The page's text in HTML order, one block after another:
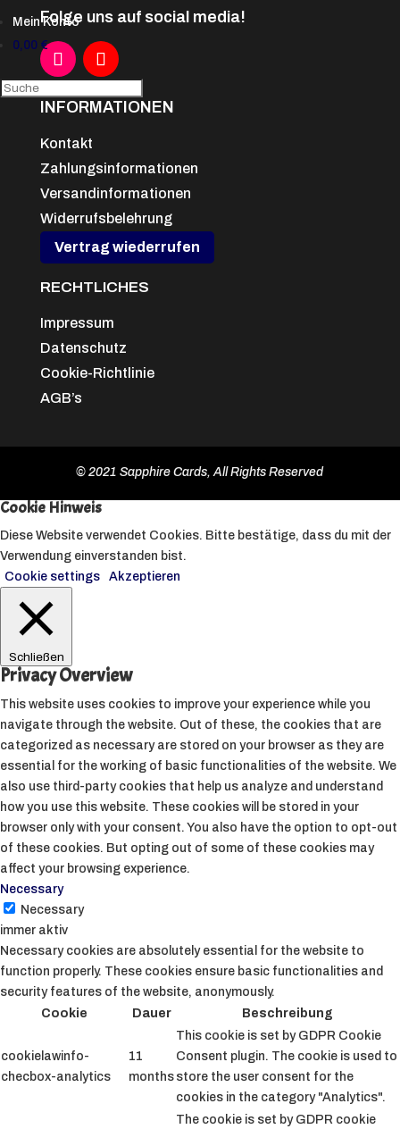
Mein Konto
0,00 €
Folge uns auf social media!
INFORMATIONEN
Kontakt
Zahlungsinformationen
Versandinformationen
Widerrufsbelehrung
Vertrag wiederrufen
RECHTLICHES
Impressum
Datenschutz
Cookie-Richtlinie
AGB’s
© 2021 Sapphire Cards, All Rights Reserved
Cookie Hinweis
Diese Website verwendet Cookies. Bitte bestätige, dass du mit der
Verwendung einverstanden bist.
Cookie settings
Akzeptieren
Schließen
Privacy Overview
This website uses cookies to improve your experience while you
navigate through the website. Out of these, the cookies that are
categorized as necessary are stored on your browser as they are
essential for the working of basic functionalities of the website. We
also use third-party cookies that help us analyze and understand
how you use this website. These cookies will be stored in your
browser only with your consent. You also have the option to opt-out
of these cookies. But opting out of some of these cookies may
affect your browsing experience.
Necessary
Necessary
immer aktiv
Necessary cookies are absolutely essential for the website to
function properly. These cookies ensure basic functionalities and
security features of the website, anonymously.
Cookie
Dauer Beschreibung
cookielawinfo-
checbox-analytics
11
months
This cookie is set by GDPR Cookie
Consent plugin. The cookie is used to
store the user consent for the
cookies in the category "Analytics".
The cookie is set by GDPR cookie